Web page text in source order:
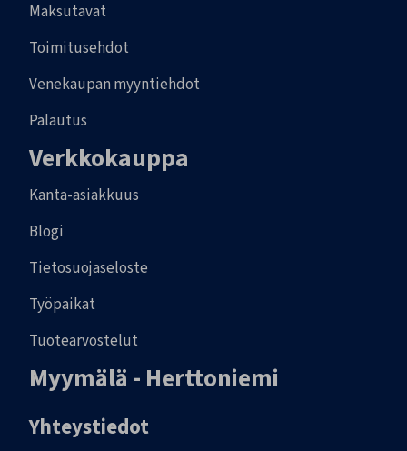
Maksutavat
Toimitusehdot
Venekaupan myyntiehdot
Palautus
Verkkokauppa
Kanta-asiakkuus
Blogi
Tietosuojaseloste
Työpaikat
Tuotearvostelut
Myymälä - Herttoniemi
Yhteystiedot